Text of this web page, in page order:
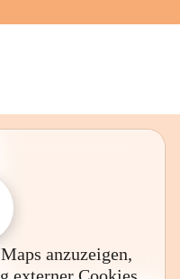
anzuzeigen,